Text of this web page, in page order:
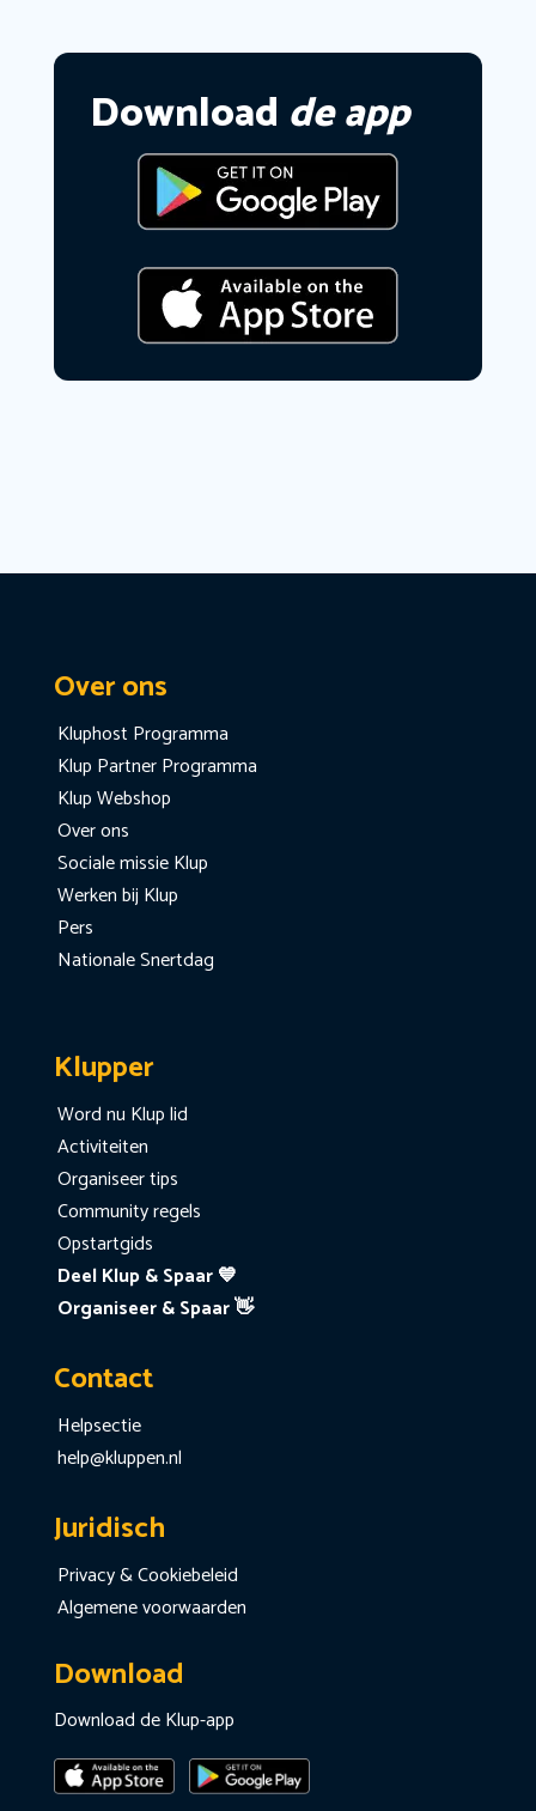
Download de app
Over ons
Kluphost Programma
Klup Partner Programma
Klup Webshop
Over ons
Sociale missie Klup
Werken bij Klup
Pers
Nationale Snertdag
Klupper
Word nu Klup lid
Activiteiten
Organiseer tips
Community regels
Opstartgids
Deel Klup & Spaar 💙
Organiseer & Spaar 👋
Contact
Helpsectie
help@kluppen.nl
Juridisch
Privacy & Cookiebeleid
Algemene voorwaarden
Download
Download de Klup-app